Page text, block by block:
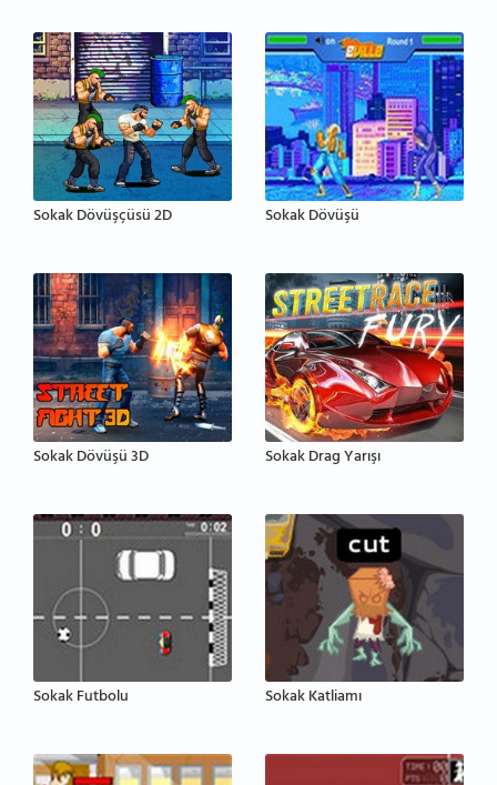
Sokak Dövüşçüsü 2D Sokak Dövüşü
Sokak Dövüşü 3D Sokak Drag Yarışı
Sokak Futbolu Sokak Katliamı